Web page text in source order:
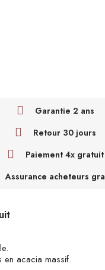
Garantie 2 ans
Retour 30 jours
Paiement 4x gratuit
Assurance acheteurs
en acacia massif.